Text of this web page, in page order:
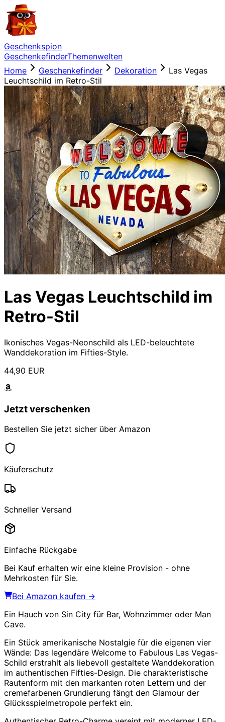
Geschenkspion
GeschenkefinderThemenwelten
Home
Geschenkefinder Dekoration
Las Vegas
Leuchtschild im Retro-Stil
Las Vegas Leuchtschild im
Retro-Stil
Ikonisches Vegas-Neonschild als LED-beleuchtete
Wanddekoration im Fifties-Style.
44,90 EUR
Jetzt verschenken
Bestellen Sie jetzt sicher über Amazon
Käuferschutz
Schneller Versand
Einfache Rückgabe
Bei Kauf erhalten wir eine kleine Provision - ohne
Mehrkosten für Sie.
Bei Amazon kaufen →
Ein Hauch von Sin City für Bar, Wohnzimmer oder Man
Cave.
Ein Stück amerikanische Nostalgie für die eigenen vier
Wände: Das legendäre Welcome to Fabulous Las Vegas-
Schild erstrahlt als liebevoll gestaltete Wanddekoration
im authentischen Fifties-Design. Die charakteristische
Rautenform mit den markanten roten Lettern und der
cremefarbenen Grundierung fängt den Glamour der
Glücksspielmetropole perfekt ein.